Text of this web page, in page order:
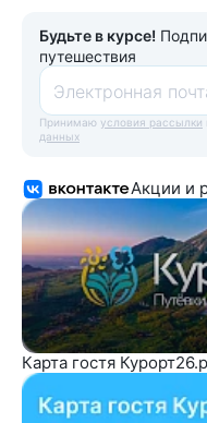
Будьте в курсе!
путешествия
Электронная
Принимаю условия рассылки
данных
Акции и
Карта гостя